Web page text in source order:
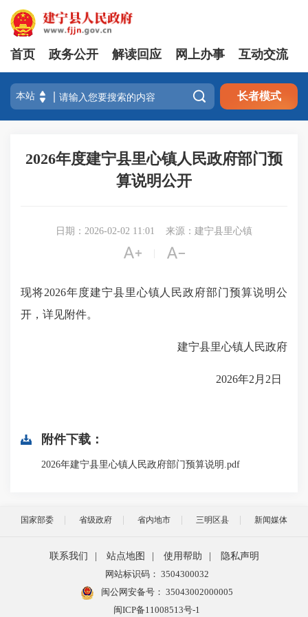
首页 政务公开 解读回应 网上办事 互动交流
 长者模式
2026年度建宁县里心镇人民政府部门预
算说明公开
日期：2026-02-02 11:01 来源：建宁县里心镇
 
现将2026年度建宁县里心镇人民政府部门预算说明公
开，详见附件。
建宁县里心镇人民政府
2026年2月2日
附件下载：
2026年建宁县里心镇人民政府部门预算说明.pdf
国家部委 省级政府 省内地市 三明区县 新闻媒体
联系我们 站点地图 使用帮助
隐私声明
网站标识码： 3504300032
闽公网安备号： 35043002000005
闽ICP备11008513号-1